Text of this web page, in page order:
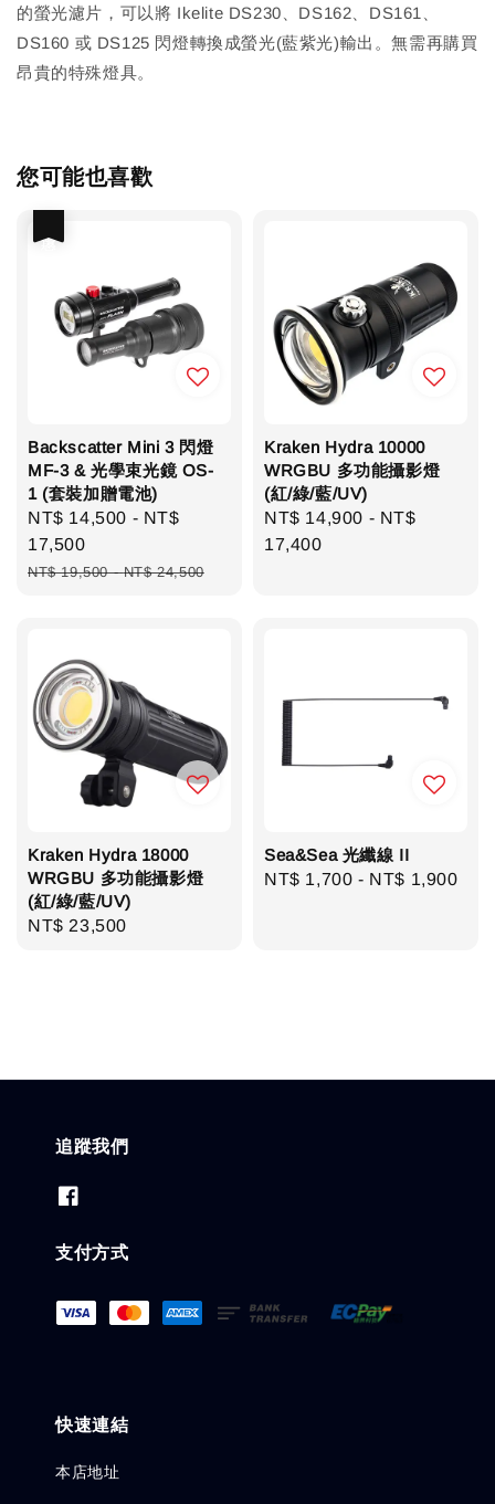
的螢光濾片，可以將 Ikelite DS230、DS162、DS161、
DS160 或 DS125 閃燈轉換成螢光(藍紫光)輸出。無需再購買
昂貴的特殊燈具。
您可能也喜歡
Backscatter Mini 3 閃燈
MF-3 & 光學束光鏡 OS-
1 (套裝加贈電池)
Sale
price
NT$ 14,500 - NT$
17,500
Regular
NT$ 19,500-NT$ 24,500
Kraken Hydra 10000
WRGBU 多功能攝影燈
(紅/綠/藍/UV)
Regular
price
NT$ 14,900 - NT$
17,400
Kraken Hydra 18000
WRGBU 多功能攝影燈
(紅/綠/藍/UV)
Regular
NT$ 23,500
Sea&Sea 光纖線 II
Regular
NT$ 1,700 - NT$ 1,900
追蹤我們
支付方式
快速連結
本店地址